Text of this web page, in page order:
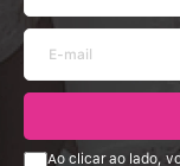
Ao clicar ao lado,